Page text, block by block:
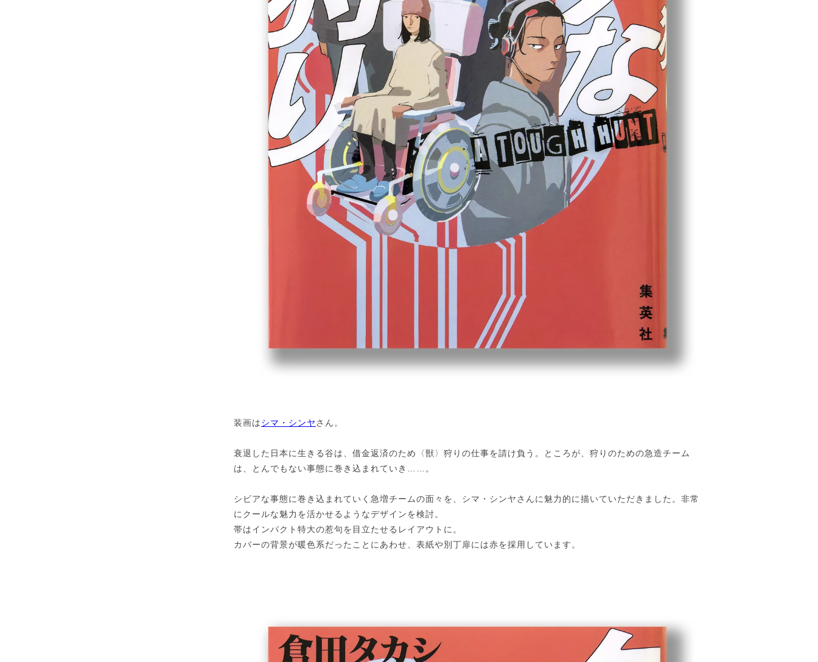
装画はシマ・シンヤ さん。
衰退した日本に生きる谷は、借金返済のため〈獣〉狩りの仕事を請け負う。ところが、狩りのための急造チーム
は、とんでもない事態に巻き込まれていき……。
シビアな事態に巻き込まれていく急増チームの面々を、シマ・シンヤさんに魅力的に描いていただきました。非常
にクールな魅力を活かせるようなデザインを検討。
帯はインパクト特大の惹句を目立たせるレイアウトに。
カバーの背景が暖色系だったことにあわせ、表紙や別丁扉には赤を採用しています。